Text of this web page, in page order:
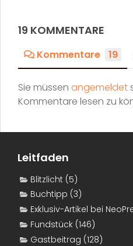
19 KOMMENTARE
Kommentare 19
Sie müssen angemeldet
Kommentare lesen zu
Leitfaden
Blitzlicht (5)
Buchtipp (3)
Exklusiv-Artikel bei
Fundstück (146)
Gastbeitrag (128)